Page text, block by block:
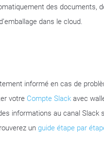
des documents,
dans le cloud.
informé en cas de
votre Compte Slack avec
informations au canal Slack
un guide étape par